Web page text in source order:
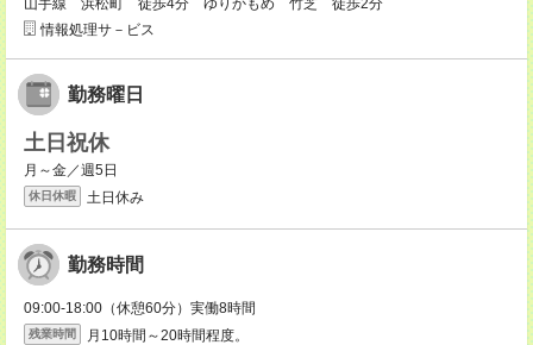
山手線 浜松町 徒歩4分 ゆりかもめ 竹芝 徒歩2分
情報処理サ－ビス
勤務曜日
土日祝休
月～金／週5日
休日休暇 土日休み
勤務時間
09:00-18:00（休憩60分）実働8時間
残業時間
月10時間～20時間程度。